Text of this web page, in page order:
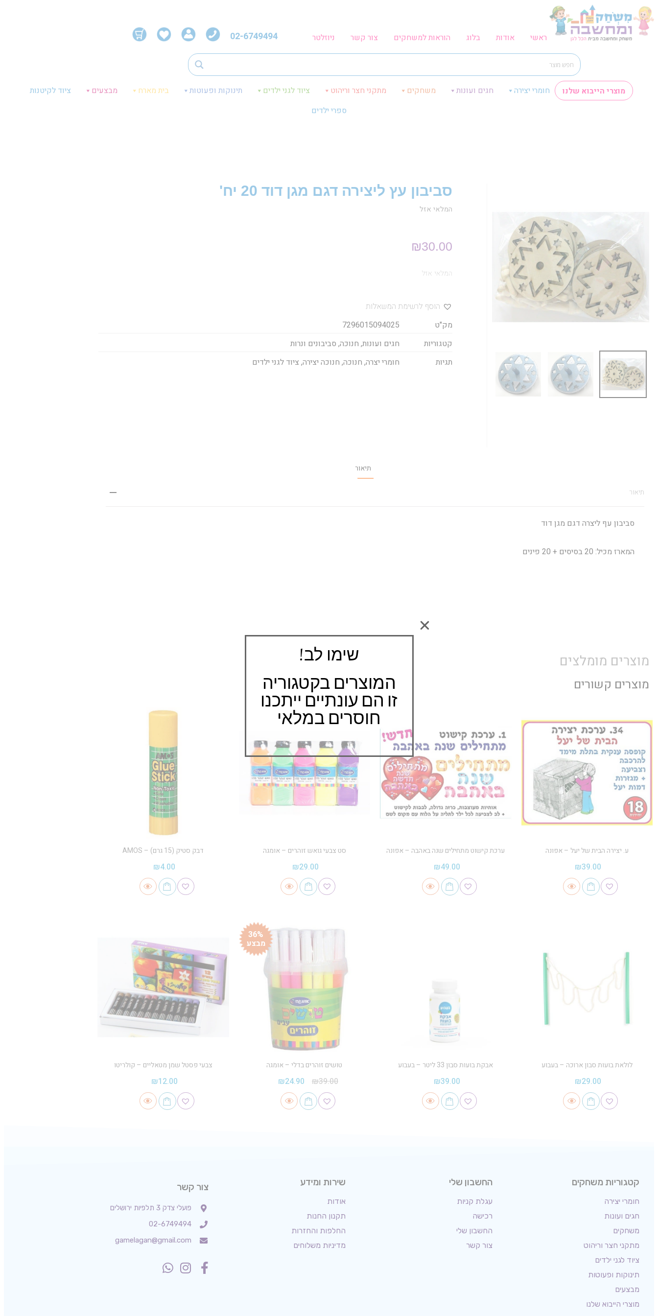
ראשי אודות בלוג הוראות למשחקים צור קשר ניוזלטר 02-6749494
מוצרי הייבוא שלנו חומרי יצירה חגים ועונות משחקים מתקני חצר וריהוט ציוד לגני ילדים תינוקות ופעוטות בית מארח מבצעים
ציוד לקיטנות
ספרי ילדים
סביבון עץ ליצירה דגם מגן דוד 20 יח'
המלאי אזל
₪30.00
המלאי אזל
הוסף לרשימת המשאלות
מק"ט
7296015094025
קטגוריות
חגים ועונות, חנוכה, סביבונים ונרות
תגיות
חומרי יצרה, חנוכה, חנוכה יצירה, ציוד לגני ילדים
תיאור
תיאור
סביבון עף ליצרה דגם מגן דוד
המארז מכיל: 20 בסיסים + 20 פינים
מוצרים מומלצים
מוצרים קשורים
ע. יצירה הבית של יעל – אפונה
₪39.00
ערכת קישוט מתחילים שנה באהבה – אפונה
₪49.00
סט צבעי גואש זוהרים – אומגה
₪29.00
דבק סטיק (15 גרם) – AMOS
₪4.00
לולאת בועות סבון ארוכה – בעבוע
₪29.00
אבקת בועות סבון 33 ליטר – בעבוע
₪39.00
36%
מבצע
טושים זוהרים בדלי – אומגה
₪39.00
₪24.90
צבעי פסטל שמן מטאליים – קולריטו
₪12.00
קטגוריות משחקים
חומרי יצירה
חגים ועונות
משחקים
מתקני חצר וריהוט
ציוד לגני ילדים
תינוקות ופעוטות
מבצעים
מוצרי הייבוא שלנו
החשבון שלי
עגלת קניות
רכישה
החשבון שלי
צור קשר
שירות ומידע
אודות
תקנון החנות
החלפות והחזרות
מדיניות משלוחים
צור קשר
פועלי צדק 3 תלפיות ירושלים
02-6749494
gamelagan@gmail.com
שימו לב!
המוצרים בקטגוריה
זו הם עונתיים ייתכנו
חוסרים במלאי